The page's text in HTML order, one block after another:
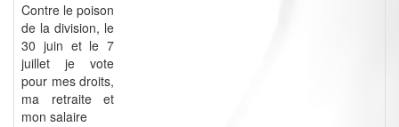
Contre le poison
de la division, le
30 juin et le 7
juillet je vote
pour mes droits,
ma retraite et
mon salaire